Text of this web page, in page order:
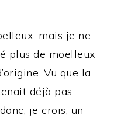
mais je ne
plus de moelleux
Vu que la
déjà pas
je crois, un